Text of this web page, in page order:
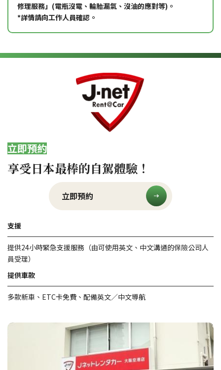
修理服務」(電瓶沒電、輪胎漏氣、沒油的應對等)。
*詳情請向工作人員確認。
立即預約
享受日本最棒的自駕體驗！
立即預約
支援
提供24小時緊急支援服務（由可使用英文、中文溝通的保險公司人
員受理）
提供車款
多款新車、ETC卡免費、配備英文／中文導航